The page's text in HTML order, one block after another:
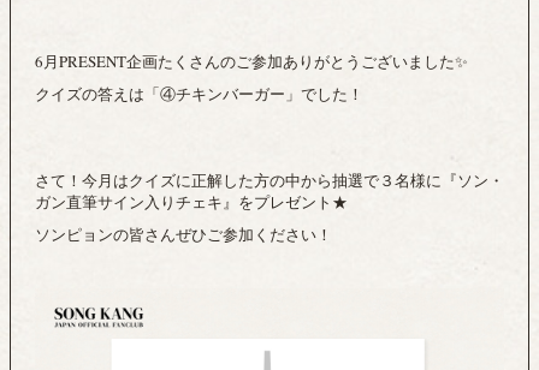
6月PRESENT企画たくさんのご参加ありがとうございました✨
クイズの答えは「④チキンバーガー」でした！
さて！今月はクイズに正解した方の中から抽選で３名様に『ソン・
ガン直筆サイン入りチェキ』をプレゼント★
ソンピョンの皆さんぜひご参加ください！